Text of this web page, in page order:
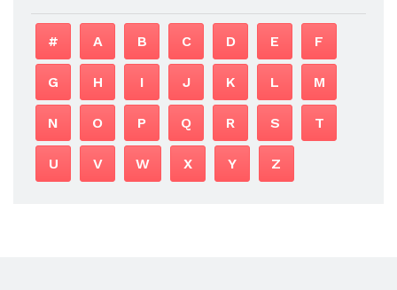
# A B C D E F
G H I J K L M
N O P Q R S T
U V W X Y Z